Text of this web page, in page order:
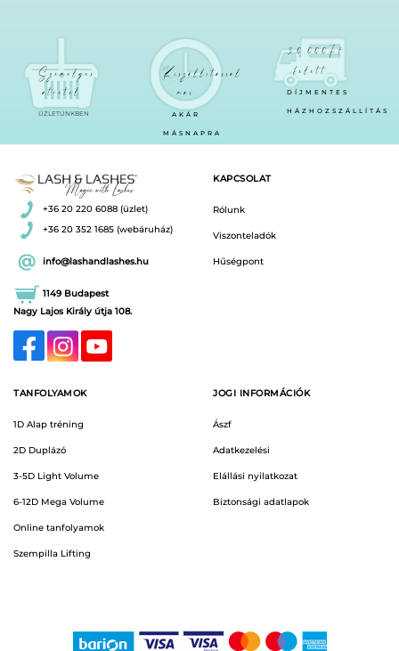
Személyes
átvétel
ÜZLETÜNKBEN
Kiszállítással
már
AKÁR
MÁSNAPRA
30.000Ft
felett
DÍJMENTES
HÁZHOZSZÁLLÍTÁS
+36 20 220 6088 (üzlet)
+36 20 352 1685 (webáruház)
info@lashandlashes.hu
1149 Budapest
Nagy Lajos Király útja 108.
KAPCSOLAT
Rólunk
Viszonteladók
Hűségpont
TANFOLYAMOK
1D Alap tréning
2D Duplázó
3-5D Light Volume
6-12D Mega Volume
Online tanfolyamok
Szempilla Lifting
JOGI INFORMÁCIÓK
Ászf
Adatkezelési
Elállási nyilatkozat
Biztonsági adatlapok